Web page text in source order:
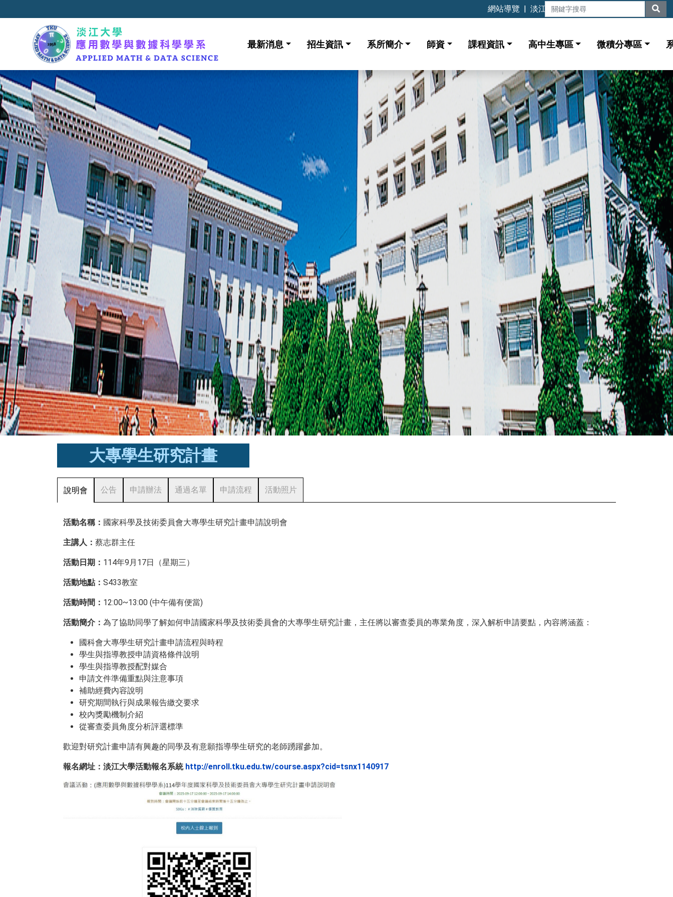
網站導覽 | 淡江大學
最新消息 招生資訊 系所簡介 師資 課程資訊 高中生專區 微積分專區
大專學生研究計畫
說明會 公告 申請辦法 通過名單 申請流程 活動照片
活動名稱： 國家科學及技術委員會大專學生研究計畫申請說明會
主講人： 蔡志群主任
活動日期： 114年9月17日（星期三）
活動地點： S433教室
活動時間： 12:00~13:00 (中午備有便當)
活動簡介： 為了協助同學了解如何申請國家科學及技術委員會的大專學生研究計畫，主任將以審查委員的專業角度，深入解析申請要點，內容將涵蓋：
國科會大專學生研究計畫申請流程與時程
學生與指導教授申請資格條件說明
學生與指導教授配對媒合
申請文件準備重點與注意事項
補助經費內容說明
研究期間執行與成果報告繳交要求
校內獎勵機制介紹
從審查委員角度分析評選標準
歡迎對研究計畫申請有興趣的同學及有意願指導學生研究的老師踴躍參加。
報名網址：淡江大學活動報名系統 http://enroll.tku.edu.tw/course.aspx?cid=tsnx1140917